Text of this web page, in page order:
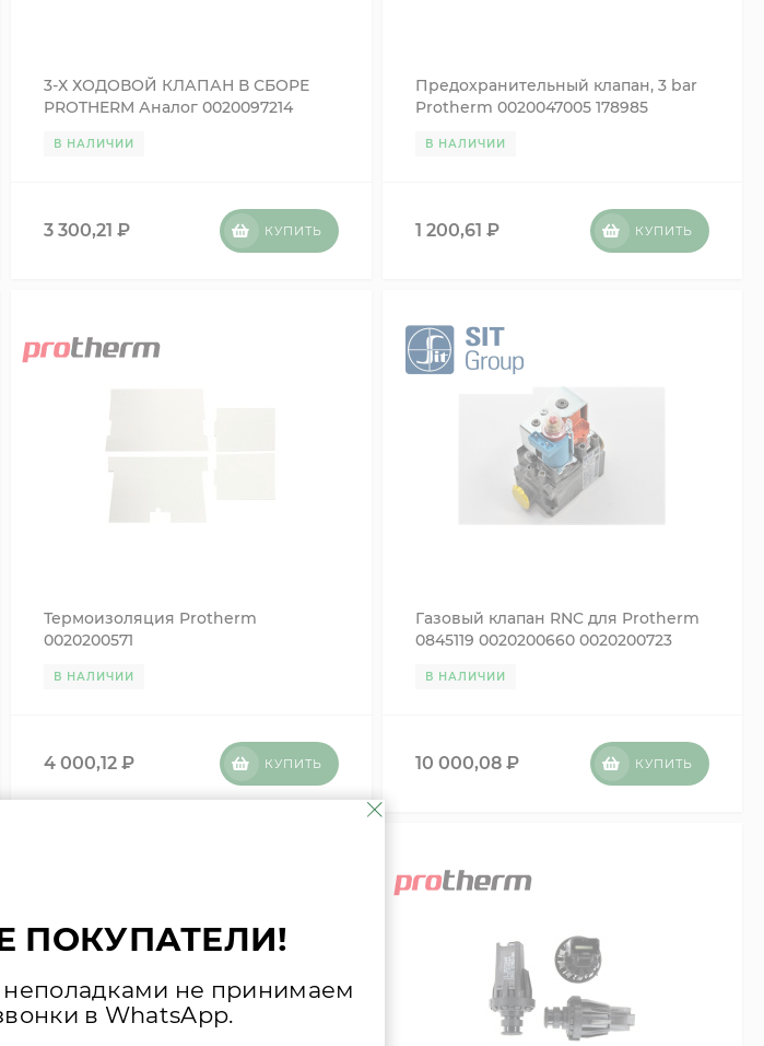
3-Х ХОДОВОЙ КЛАПАН В СБОРЕ
PROTHERM Аналог 0020097214
В НАЛИЧИИ
3 300,21₽ КУПИТЬ
Предохранительный клапан, 3 bar
Protherm 0020047005 178985
В НАЛИЧИИ
1 200,61 ₽ КУПИТЬ
Термоизоляция Protherm
0020200571
В НАЛИЧИИ
4 000,12₽ КУПИТЬ
Газовый клапан RNC для Protherm
0845119 0020200660 0020200723
В НАЛИЧИИ
10 000,08 ₽ КУПИТЬ
ПОКУПАТЕЛИ!
неполадками не принимаем
в WhatsApp.